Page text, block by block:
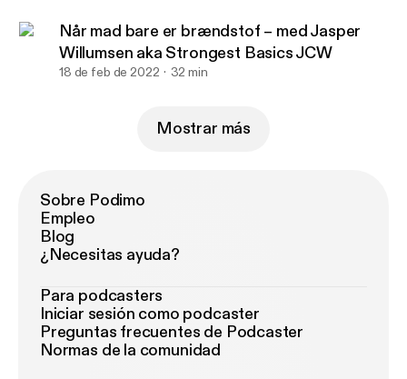
Når mad bare er brændstof – med Jasper
Willumsen aka Strongest Basics JCW
18 de feb de 2022 32 min
Mostrar más
Sobre Podimo
Empleo
Blog
¿Necesitas ayuda?
Para podcasters
Iniciar sesión como podcaster
Preguntas frecuentes de Podcaster
Normas de la comunidad